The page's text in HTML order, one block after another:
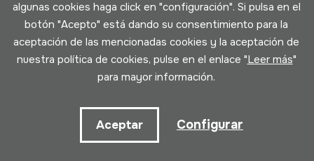
Política de cookies
Desarrollado por Lotura
algunas cookies haga click en "configuración". Si pulsa en el
botón "Acepto" está dando su consentimiento para la
aceptación de las mencionadas cookies y la aceptación de
nuestra política de cookies, pulse en el enlace "Leer más"
para mayor información.
Aceptar Configurar